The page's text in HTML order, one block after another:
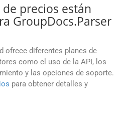
precios están
GroupDocs.Parser
ofrece diferentes planes de
como el uso de la API, los
y las opciones de soporte.
para obtener detalles y